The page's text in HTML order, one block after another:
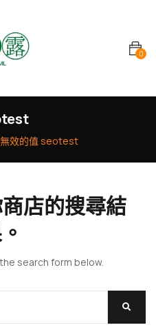
0
效的值 seotest
店的搜尋結
search form below.